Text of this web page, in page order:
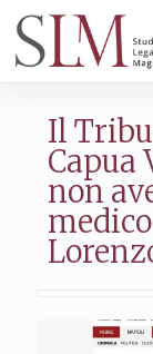
Il
Capua
non